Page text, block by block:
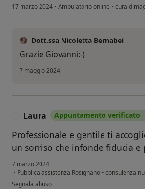
17 marzo 2024 • Ambulatorio online • cura
Dott.ssa Nicoletta Bernabei
Grazie Giovanni:-)
7 maggio 2024
Laura Appuntamento verificato
Professionale e gentile ti
un sorriso che infonde fiducia e
7 marzo 2024
• Pubblica assistenza Rosignano • consulenza
secondo l'opinione dell'utente Laura
Segnala abuso